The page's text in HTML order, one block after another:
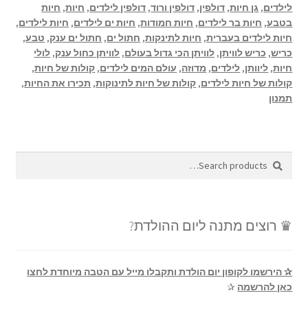
לילדים, גן חיות, דולפין, דולפין ורוד, דולפין לילדים, חיות, חיות
בטבע, חיות בר לילדים, חיות חמודות, חיות ים לילדים, חיות לילדים,
חיות לילדים בעברית, חיות לתינקות, חתול ים, חתול ים ענק, טבע,
כריש, כריש לוויתן, לוויתן הכי גדול בעולם, לוויתן כחול ענק, לולי
חיות, ליוותן, לילדים, מדוזה, עולם המים לילדים, קולות של חיות,
קולות של חיות לילדים, קולות של חיות לתינוקות, תכירו את החיות,
תמנון
Search
for:
Search
♛ רוצים מתנה ליום ההולדת?
✰ הירשמו לקופון יום הולדת ותקבלו מייל עם הטבה מיוחדת לחצו
כאן להרשמה ✰